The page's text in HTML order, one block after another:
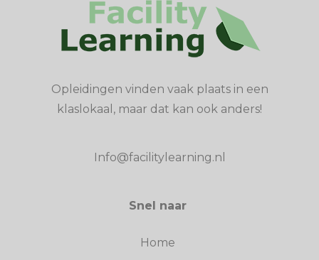
Opleidingen vinden vaak plaats in een
klaslokaal, maar dat kan ook anders!
Info@facilitylearning.nl
Snel naar
Home